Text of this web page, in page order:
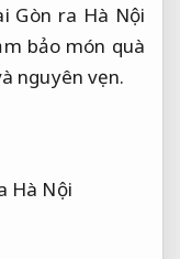
Gòn ra Hà Nội
bảo món quà
nguyên vẹn.